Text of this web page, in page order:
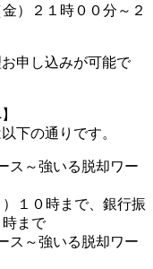
２１時００分～２
申し込みが可能で
下の通りです。
ス～強いる脱却ワー
１０時まで、銀行振
まで
ス～強いる脱却ワー